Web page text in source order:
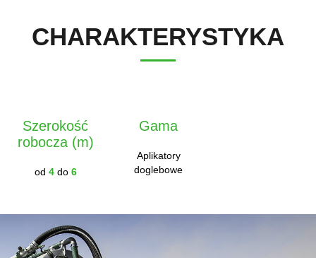
PRACA
Italiano
Română
CHARAKTERYSTYKA
Szerokość
robocza (m)
od 4do 6
Gama
Aplikatory
doglebowe